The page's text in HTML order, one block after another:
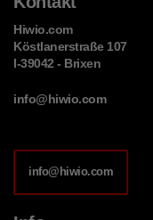
Hiwio.com
Köstlanerstraße 107
I-39042 - Brixen
info@hiwio.com
info@hiwio.com